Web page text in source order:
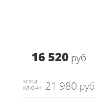
16 520 руб
«под
ключ»: 21 980 руб